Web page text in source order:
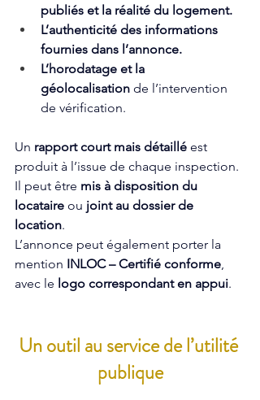
publiés et la réalité du logement.
L’authenticité des informations
fournies dans l’annonce.
L’horodatage et la
géolocalisation de l’intervention
de vérification.
Un rapport court mais détaillé est
produit à l’issue de chaque inspection.
Il peut être mis à disposition du
locataire ou joint au dossier de
location.
L’annonce peut également porter la
mention INLOC – Certifié conforme,
avec le logo correspondant en appui.
Un outil au service de l’utilité
publique